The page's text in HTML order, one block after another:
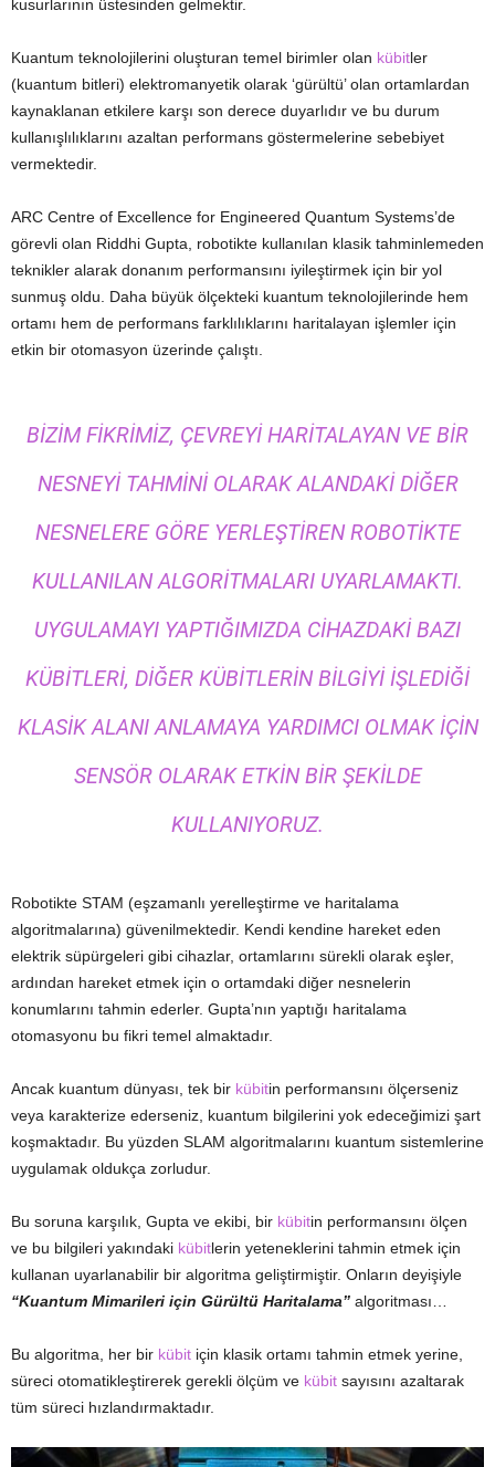
kusurlarının üstesinden gelmektir.
Kuantum teknolojilerini oluşturan temel birimler olan kübitler
(kuantum bitleri) elektromanyetik olarak ‘gürültü’ olan ortamlardan
kaynaklanan etkilere karşı son derece duyarlıdır ve bu durum
kullanışlılıklarını azaltan performans göstermelerine sebebiyet
vermektedir.
ARC Centre of Excellence for Engineered Quantum Systems’de
görevli olan Riddhi Gupta, robotikte kullanılan klasik tahminlemeden
teknikler alarak donanım performansını iyileştirmek için bir yol
sunmuş oldu. Daha büyük ölçekteki kuantum teknolojilerinde hem
ortamı hem de performans farklılıklarını haritalayan işlemler için
etkin bir otomasyon üzerinde çalıştı.
BIZIM FIKRIMIZ, ÇEVREYI HARITALAYAN VE BIR
NESNEYI TAHMINI OLARAK ALANDAKI DIĞER
NESNELERE GÖRE YERLEŞTIREN ROBOTIKTE
KULLANILAN ALGORITMALARI UYARLAMAKTI.
UYGULAMAYI YAPTIĞIMIZDA CIHAZDAKI BAZI
KÜBITLERI, DIĞER KÜBITLERIN BILGIYI IŞLEDIĞI
KLASIK ALANI ANLAMAYA YARDIMCI OLMAK IÇIN
SENSÖR OLARAK ETKIN BIR ŞEKILDE
KULLANIYORUZ.
Robotikte STAM (eşzamanlı yerelleştirme ve haritalama
algoritmalarına) güvenilmektedir. Kendi kendine hareket eden
elektrik süpürgeleri gibi cihazlar, ortamlarını sürekli olarak eşler,
ardından hareket etmek için o ortamdaki diğer nesnelerin
konumlarını tahmin ederler. Gupta’nın yaptığı haritalama
otomasyonu bu fikri temel almaktadır.
Ancak kuantum dünyası, tek bir kübitin performansını ölçerseniz
veya karakterize ederseniz, kuantum bilgilerini yok edeceğimizi şart
koşmaktadır. Bu yüzden SLAM algoritmalarını kuantum sistemlerine
uygulamak oldukça zorludur.
Bu soruna karşılık, Gupta ve ekibi, bir kübitin performansını ölçen
ve bu bilgileri yakındaki kübitlerin yeteneklerini tahmin etmek için
kullanan uyarlanabilir bir algoritma geliştirmiştir. Onların deyişiyle
“Kuantum Mimarileri için Gürültü Haritalama” algoritması…
Bu algoritma, her bir kübit için klasik ortamı tahmin etmek yerine,
süreci otomatikleştirerek gerekli ölçüm ve kübit sayısını azaltarak
tüm süreci hızlandırmaktadır.